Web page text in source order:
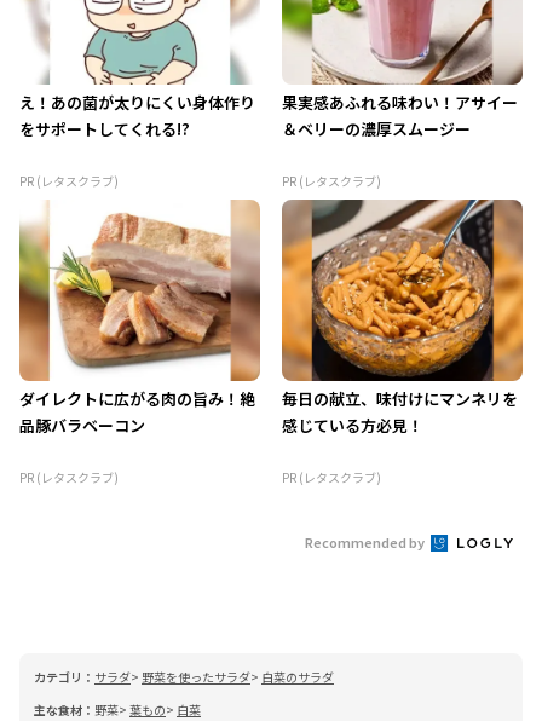
え！あの菌が太りにくい身体作り
をサポートしてくれる!?
PR (レタスクラブ)
果実感あふれる味わい！アサイー
＆ベリーの濃厚スムージー
PR (レタスクラブ)
ダイレクトに広がる肉の旨み！絶
品豚バラベーコン
PR (レタスクラブ)
毎日の献立、味付けにマンネリを
感じている方必見！
PR (レタスクラブ)
Recommended by
カテゴリ： サラダ 野菜を使ったサラダ
白菜のサラダ
主な食材： 野菜 葉もの
白菜